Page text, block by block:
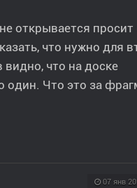
открывается
что нужно для
видно, что на доске
один. Что это за
07 янв